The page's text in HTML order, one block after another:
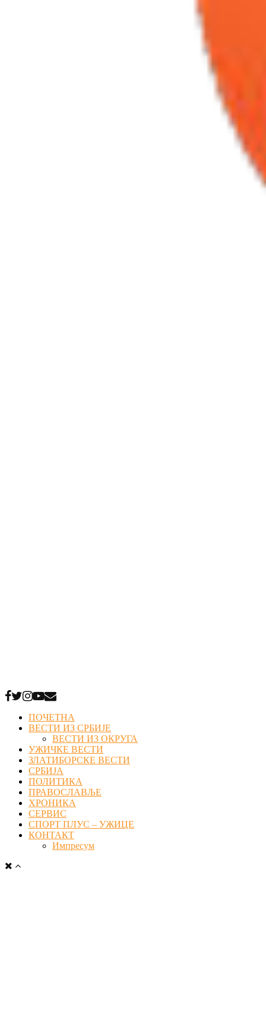
Facebook
Twitter
Instagram
Youtube
Email
ПОЧЕТНА
ВЕСТИ ИЗ СРБИЈЕ
ВЕСТИ ИЗ ОКРУГА
УЖИЧКЕ ВЕСТИ
ЗЛАТИБОРСКЕ ВЕСТИ
СРБИЈА
ПОЛИТИКА
ПРАВОСЛАВЉЕ
ХРОНИКА
СЕРВИС
СПОРТ ПЛУС – УЖИЦЕ
КОНТАКТ
Импресум